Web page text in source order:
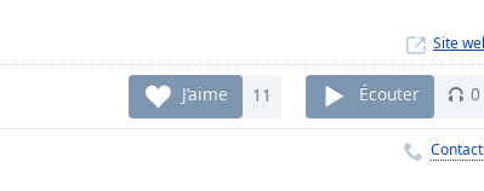
Site
J’aime 11 Écouter 0